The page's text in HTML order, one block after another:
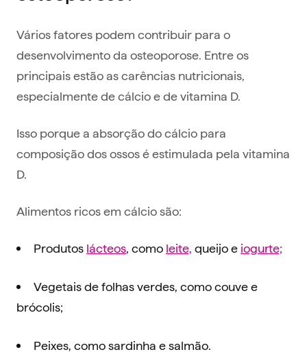
Vários fatores podem contribuir para o
desenvolvimento da osteoporose. Entre os
principais estão as carências nutricionais,
especialmente de cálcio e de vitamina D.
Isso porque a absorção do cálcio para
composição dos ossos é estimulada pela vitamina
D.
Alimentos ricos em cálcio são:
Produtos lácteos, como leite, queijo e iogurte;
Vegetais de folhas verdes, como couve e
brócolis;
Peixes, como sardinha e salmão.